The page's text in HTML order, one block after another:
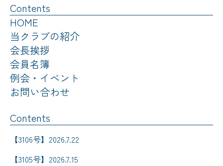
Contents
HOME
当クラブの紹介
会長挨拶
会員名簿
例会・イベント
お問い合わせ
Contents
【3106号】2026.7.22
【3105号】2026.7.15